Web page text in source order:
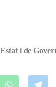
i de